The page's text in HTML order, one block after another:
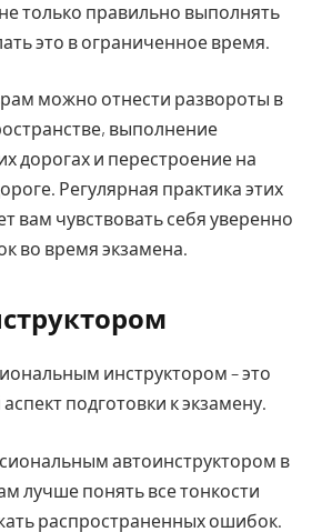
только правильно выполнять
это в ограниченное время.
можно отнести развороты в
выполнение
дорогах и перестроение на
Регулярная практика этих
вам чувствовать себя уверенно
во время экзамена.
инструктором – это
подготовки к экзамену.
автоинструктором в
лучше понять все тонкости
распространенных ошибок.